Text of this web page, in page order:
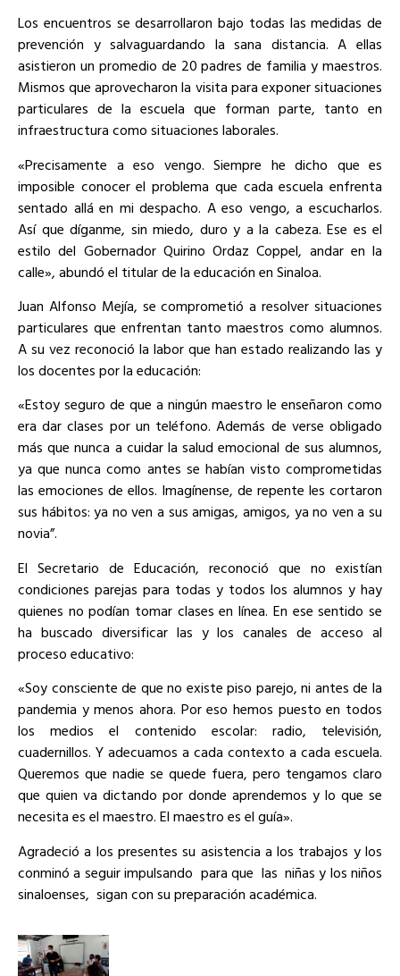
Los encuentros se desarrollaron bajo todas las medidas de
prevención y salvaguardando la sana distancia. A ellas
asistieron un promedio de 20 padres de familia y maestros.
Mismos que aprovecharon la visita para exponer situaciones
particulares de la escuela que forman parte, tanto en
infraestructura como situaciones laborales.
«Precisamente a eso vengo. Siempre he dicho que es
imposible conocer el problema que cada escuela enfrenta
sentado allá en mi despacho. A eso vengo, a escucharlos.
Así que díganme, sin miedo, duro y a la cabeza. Ese es el
estilo del Gobernador Quirino Ordaz Coppel, andar en la
calle», abundó el titular de la educación en Sinaloa.
Juan Alfonso Mejía, se comprometió a resolver situaciones
particulares que enfrentan tanto maestros como alumnos.
A su vez reconoció la labor que han estado realizando las y
los docentes por la educación:
«Estoy seguro de que a ningún maestro le enseñaron como
era dar clases por un teléfono. Además de verse obligado
más que nunca a cuidar la salud emocional de sus alumnos,
ya que nunca como antes se habían visto comprometidas
las emociones de ellos. Imagínense, de repente les cortaron
sus hábitos: ya no ven a sus amigas, amigos, ya no ven a su
novia”.
El Secretario de Educación, reconoció que no existían
condiciones parejas para todas y todos los alumnos y hay
quienes no podían tomar clases en línea. En ese sentido se
ha buscado diversificar las y los canales de acceso al
proceso educativo:
«Soy consciente de que no existe piso parejo, ni antes de la
pandemia y menos ahora. Por eso hemos puesto en todos
los medios el contenido escolar: radio, televisión,
cuadernillos. Y adecuamos a cada contexto a cada escuela.
Queremos que nadie se quede fuera, pero tengamos claro
que quien va dictando por donde aprendemos y lo que se
necesita es el maestro. El maestro es el guía».
Agradeció a los presentes su asistencia a los trabajos y los
conminó a seguir impulsando para que las niñas y los niños
sinaloenses, sigan con su preparación académica.